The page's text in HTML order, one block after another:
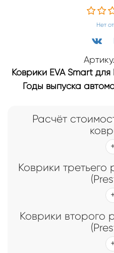
Нет
Коврики EVA Smart
Годы выпуска
Расчёт
Коврики третьего
Коврики второго